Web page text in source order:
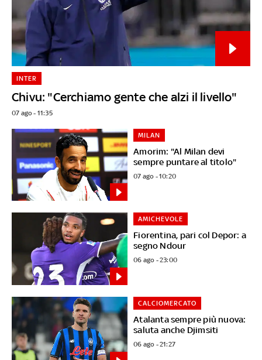
Chivu: "Cerchiamo gente che alzi il livello"
INTER
07 ago - 11:35
Amorim: "Al Milan devi
sempre puntare al titolo"
MILAN
07 ago - 10:20
Fiorentina, pari col Depor: a
segno Ndour
AMICHEVOLE
06 ago - 23:00
Atalanta sempre più nuova:
saluta anche Djimsiti
CALCIOMERCATO
06 ago - 21:27